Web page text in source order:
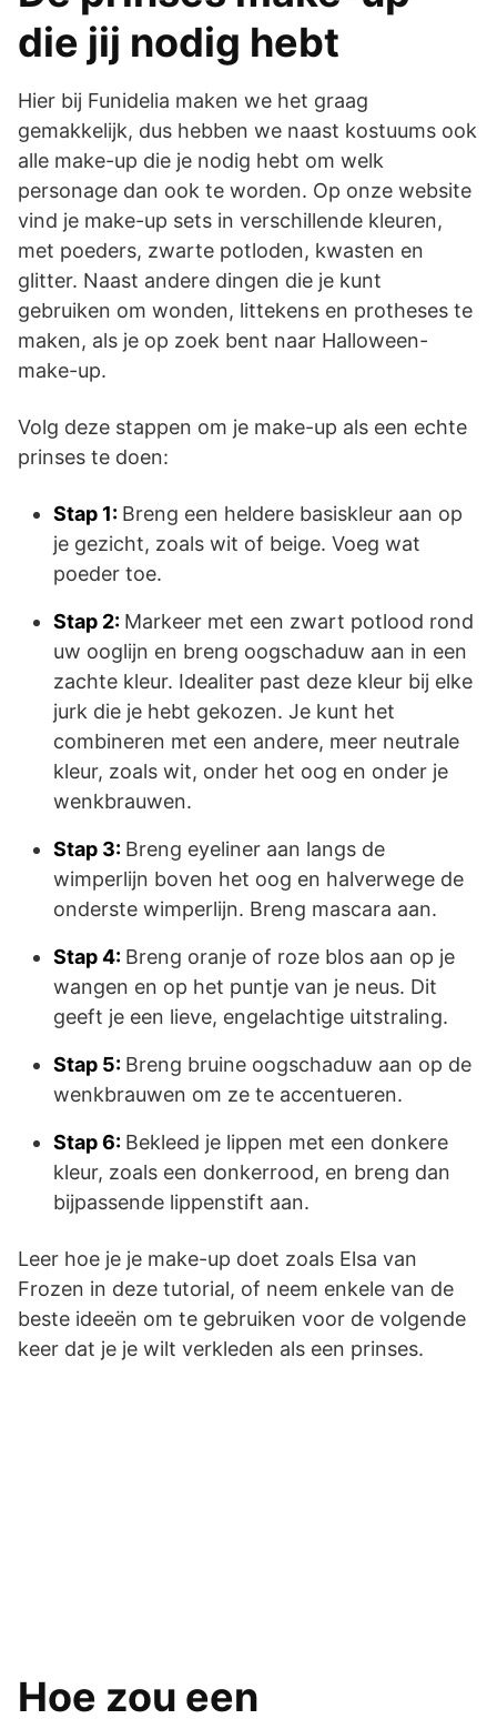
die jij nodig hebt
Hier bij Funidelia maken we het graag
gemakkelijk, dus hebben we naast kostuums ook
alle make-up die je nodig hebt om welk
personage dan ook te worden. Op onze website
vind je make-up sets in verschillende kleuren,
met poeders, zwarte potloden, kwasten en
glitter. Naast andere dingen die je kunt
gebruiken om wonden, littekens en protheses te
maken, als je op zoek bent naar Halloween-
make-up.
Volg deze stappen om je make-up als een echte
prinses te doen:
Stap 1: Breng een heldere basiskleur aan op
je gezicht, zoals wit of beige. Voeg wat
poeder toe.
Stap 2: Markeer met een zwart potlood rond
uw ooglijn en breng oogschaduw aan in een
zachte kleur. Idealiter past deze kleur bij elke
jurk die je hebt gekozen. Je kunt het
combineren met een andere, meer neutrale
kleur, zoals wit, onder het oog en onder je
wenkbrauwen.
Stap 3: Breng eyeliner aan langs de
wimperlijn boven het oog en halverwege de
onderste wimperlijn. Breng mascara aan.
Stap 4: Breng oranje of roze blos aan op je
wangen en op het puntje van je neus. Dit
geeft je een lieve, engelachtige uitstraling.
Stap 5: Breng bruine oogschaduw aan op de
wenkbrauwen om ze te accentueren.
Stap 6: Bekleed je lippen met een donkere
kleur, zoals een donkerrood, en breng dan
bijpassende lippenstift aan.
Leer hoe je je make-up doet zoals Elsa van
Frozen in deze tutorial, of neem enkele van de
beste ideeën om te gebruiken voor de volgende
keer dat je je wilt verkleden als een prinses.
Hoe zou een